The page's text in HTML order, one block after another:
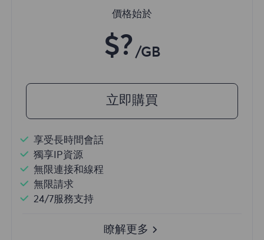
價格始於
$? /GB
立即購買
享受長時間會話
獨享IP資源
無限連接和線程
無限請求
24/7服務支持
瞭解更多